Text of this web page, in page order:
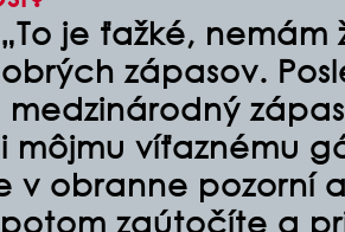
„To je ťažké,
zápasov.
môjmu víťaznému
v obranne pozorní
zaútočíte a